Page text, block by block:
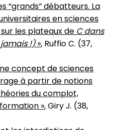
“grands” débatteurs. La
en sciences
les plateaux de C dans
!)», Ruffio C. (37,
concept de sciences
à partir de notions
du complot,
», Giry J. (38,